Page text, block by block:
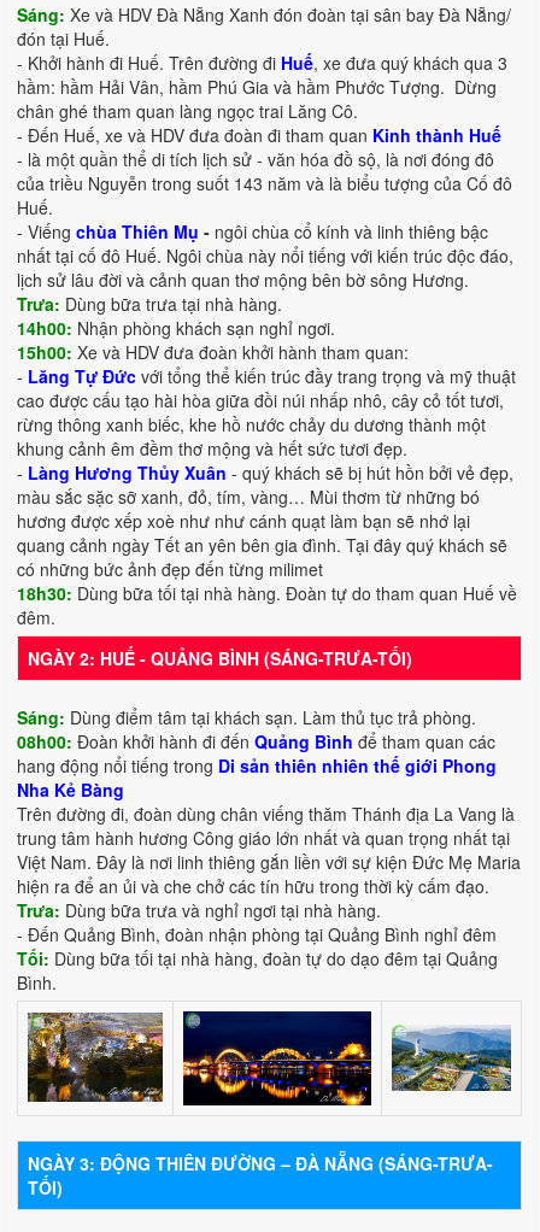
Sáng:Xe và HDV Đà Nẵng Xanh đón đoàn tại sân bay Đà Nẵng/
đón tại Huế.
- Khởi hành đi Huế. Trên đường đi Huế, xe đưa quý khách qua 3
hầm: hầm Hải Vân, hầm Phú Gia và hầm Phước Tượng. Dừng
chân ghé tham quan làng ngọc trai Lăng Cô.
- Đến Huế, xe và HDV đưa đoàn đi tham quan Kinh thành Huế
- là một quần thể di tích lịch sử - văn hóa đồ sộ, là nơi đóng đô
của triều Nguyễn trong suốt 143 năm và là biểu tượng của Cố đô
Huế.
- Viếng chùa Thiên Mụ- ngôi chùa cổ kính và linh thiêng bậc
nhất tại cố đô Huế. Ngôi chùa này nổi tiếng với kiến trúc độc đáo,
lịch sử lâu đời và cảnh quan thơ mộng bên bờ sông Hương.
Trưa: Dùng bữa trưa tại nhà hàng.
14h00: Nhận phòng khách sạn nghỉ ngơi.
15h00: Xe và HDV đưa đoàn khởi hành tham quan:
- Lăng Tự Đức với tổng thể kiến trúc đầy trang trọng và mỹ thuật
cao được cấu tạo hài hòa giữa đồi núi nhấp nhô, cây cỏ tốt tươi,
rừng thông xanh biếc, khe hồ nước chảy du dương thành một
khung cảnh êm đềm thơ mộng và hết sức tươi đẹp.
- Làng Hương Thủy Xuân - quý khách sẽ bị hút hồn bởi vẻ đẹp,
màu sắc sặc sỡ xanh, đỏ, tím, vàng… Mùi thơm từ những bó
hương được xếp xoè như như cánh quạt làm bạn sẽ nhớ lại
quang cảnh ngày Tết an yên bên gia đình. Tại đây quý khách sẽ
có những bức ảnh đẹp đến từng milimet
18h30: Dùng bữa tối tại nhà hàng. Đoàn tự do tham quan Huế về
đêm.
NGÀY 2: HUẾ - QUẢNG BÌNH (SÁNG-TRƯA-TỐI)
Sáng: Dùng điểm tâm tại khách sạn. Làm thủ tục trả phòng.
08h00:Đoàn khởi hành đi đếnQuảng Bình để tham quan các
hang động nổi tiếng trong Di sản thiên nhiên thế giới Phong
Nha Kẻ Bàng
Trên đường đi, đoàn dùng chân viếng thăm Thánh địa La Vang là
trung tâm hành hương Công giáo lớn nhất và quan trọng nhất tại
Việt Nam. Đây là nơi linh thiêng gắn liền với sự kiện Đức Mẹ Maria
hiện ra để an ủi và che chở các tín hữu trong thời kỳ cấm đạo.
Trưa: Dùng bữa trưa và nghỉ ngơi tại nhà hàng.
- Đến Quảng Bình, đoàn nhận phòng tại Quảng Bình nghỉ đêm
Tối: Dùng bữa tối tại nhà hàng, đoàn tự do dạo đêm tại Quảng
Bình.
NGÀY 3: ĐỘNG THIÊN ĐƯỜNG – ĐÀ NẴNG (SÁNG-TRƯA-
TỐI)